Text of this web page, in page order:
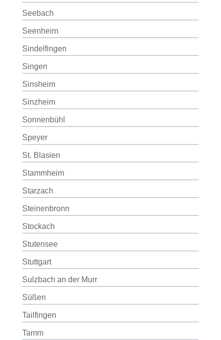
Seebach
Seenheim
Sindelfingen
Singen
Sinsheim
Sinzheim
Sonnenbühl
Speyer
St. Blasien
Stammheim
Starzach
Steinenbronn
Stockach
Stutensee
Stuttgart
Sulzbach an der Murr
Süßen
Tailfingen
Tamm